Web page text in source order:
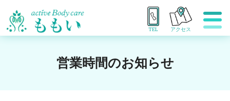
TEL アクセス
営業時間のお知らせ